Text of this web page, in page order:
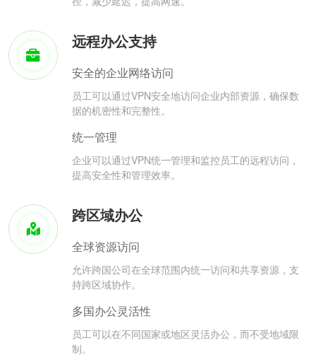
远程办公支持
安全的企业网络访问
员工可以通过VPN安全地访问企业内部资源，确保数
据的机密性和完整性。
统一管理
企业可以通过VPN统一管理和监控员工的远程访问，
提高安全性和管理效率。
跨区域办公
全球资源访问
允许跨国公司在全球范围内统一访问和共享资源，支
持跨区域协作。
多国办公灵活性
员工可以在不同国家或地区灵活办公，而不受地域限
制。